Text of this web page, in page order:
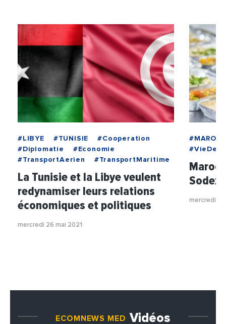
#LIBYE #TUNISIE
#Cooperation
#Diplomatie
#Economie
#TransportAerien
#TransportMaritime
La Tunisie et la Libye veulent
redynamiser leurs relations
économiques et politiques
mercredi 26 mai 2021
#MAROC
Maroc
mercredi 26
ECOMNEWS MED Vidéos